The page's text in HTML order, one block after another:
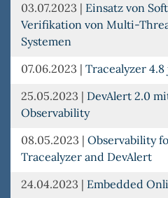
03.07.2023 | Einsatz von
Verifikation von Multi-
Systemen
07.06.2023 | Tracealyzer
25.05.2023 | DevAlert 2.0
Observability
08.05.2023 | Observability
Tracealyzer and DevAlert
24.04.2023 | Embedded